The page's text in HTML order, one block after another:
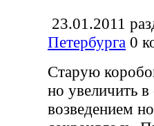
23.01.2011
Петербурга 0
Старую
но увеличить
возведением